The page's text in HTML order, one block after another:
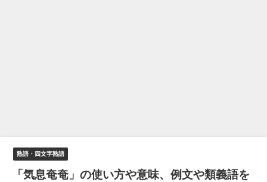
熟語・四文字熟語
「気息奄奄」の使い方や意味、例文や類義語を